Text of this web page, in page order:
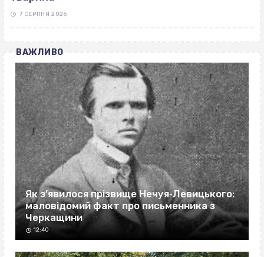
7 СЕРПНЯ 2026
ВАЖЛИВО
Як з’явилося прізвище Нечуя‐Левицького:
маловідомий факт про письменника з
Черкащини
12:40